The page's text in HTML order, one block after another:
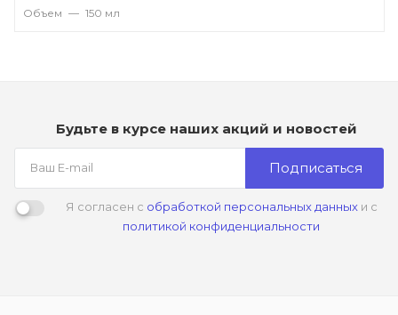
Объем — 150 мл
Будьте в курсе наших акций и новостей
Подписаться
Я согласен с обработкой персональных данныхи с
политикой конфиденциальности